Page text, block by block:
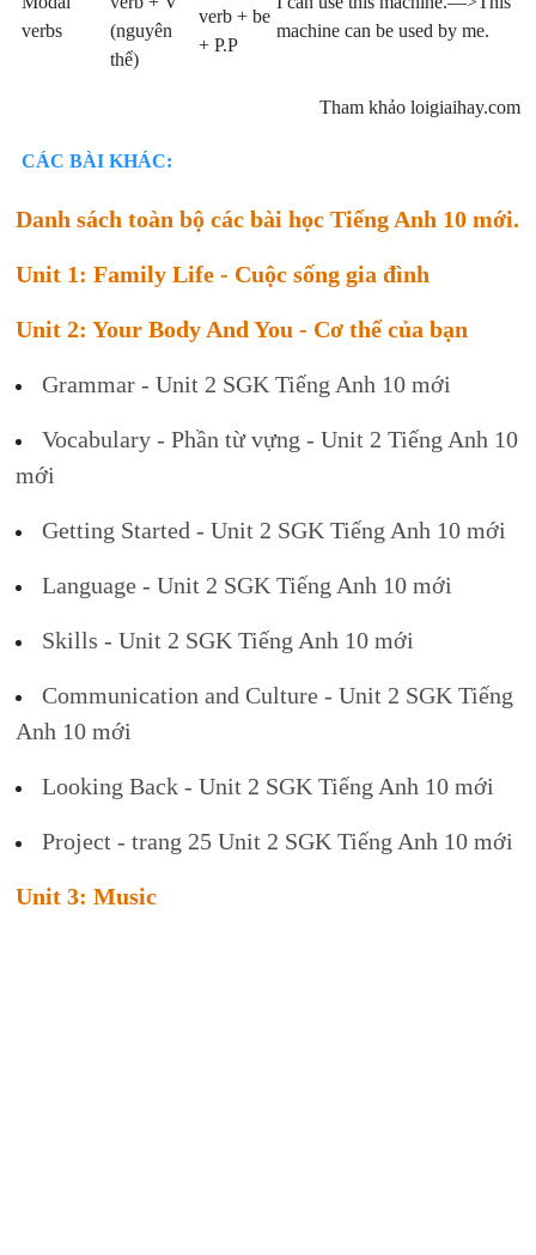
verbs
(nguyên
thể)
verb + be
+ P.P
machine can be used by me.
Tham khảo loigiaihay.com
CÁC BÀI KHÁC:
Danh sách toàn bộ các bài học Tiếng Anh 10 mới.
Unit 1: Family Life - Cuộc sống gia đình
Unit 2: Your Body And You - Cơ thể của bạn
Grammar - Unit 2 SGK Tiếng Anh 10 mới
Vocabulary - Phần từ vựng - Unit 2 Tiếng Anh 10
mới
Getting Started - Unit 2 SGK Tiếng Anh 10 mới
Language - Unit 2 SGK Tiếng Anh 10 mới
Skills - Unit 2 SGK Tiếng Anh 10 mới
Communication and Culture - Unit 2 SGK Tiếng
Anh 10 mới
Looking Back - Unit 2 SGK Tiếng Anh 10 mới
Project - trang 25 Unit 2 SGK Tiếng Anh 10 mới
Unit 3: Music